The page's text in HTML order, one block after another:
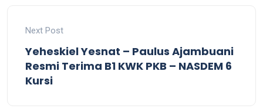
Next Post
Yeheskiel Yesnat – Paulus Ajambuani
Resmi Terima B1 KWK PKB – NASDEM 6
Kursi